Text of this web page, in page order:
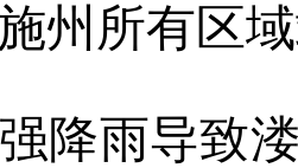
州所有区
雨导致溇